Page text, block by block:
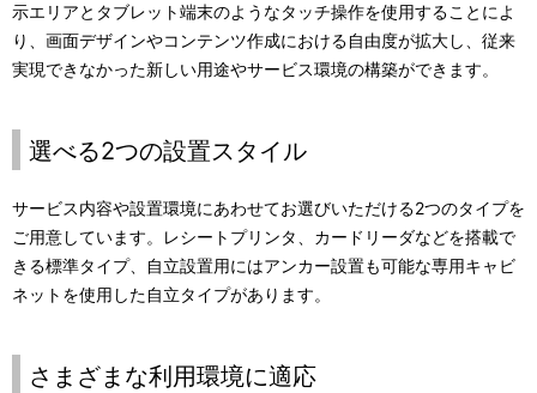
示エリアとタブレット端末のようなタッチ操作を使用することによ
り、画面デザインやコンテンツ作成における自由度が拡大し、従来
実現できなかった新しい用途やサービス環境の構築ができます。
選べる2つの設置スタイル
サービス内容や設置環境にあわせてお選びいただける2つのタイプを
ご用意しています。レシートプリンタ、カードリーダなどを搭載で
きる標準タイプ、自立設置用にはアンカー設置も可能な専用キャビ
ネットを使用した自立タイプがあります。
さまざまな利用環境に適応